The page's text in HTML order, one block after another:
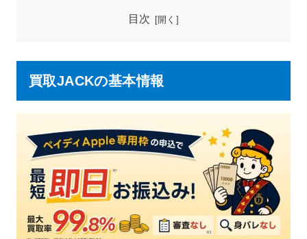
目次
買取JACKの基本情報